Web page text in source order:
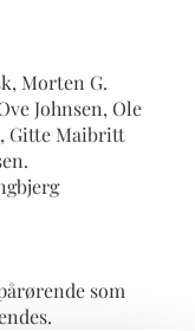
Morten G.
Johnsen, Ole
Gitte Maibritt
som